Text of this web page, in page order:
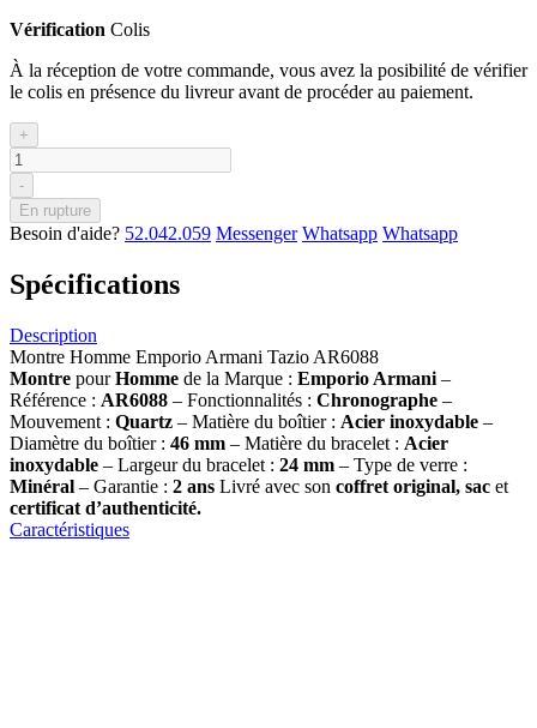
Vérification Colis
À la réception de votre commande, vous avez la posibilité de vérifier
le colis en présence du livreur avant de procéder au paiement.
+
-
En rupture
Besoin d'aide? 52.042.059 Messenger Whatsapp Whatsapp
Spécifications
Description
Montre Homme Emporio Armani Tazio AR6088
Montre pourHomme de la Marque : Emporio Armani –
Référence : AR6088 – Fonctionnalités : Chronographe –
Mouvement : Quartz – Matière du boîtier : Acier inoxydable –
Diamètre du boîtier : 46 mm – Matière du bracelet : Acier
inoxydable – Largeur du bracelet : 24 mm – Type de verre :
Minéral – Garantie : 2 ans Livré avec son coffret original, sac et
certificat d’authenticité.
Caractéristiques